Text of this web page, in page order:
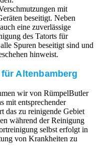
mit
beseitigt. Neben
eine zuverlässige
des Tatorts für
Spuren beseitigt sind und
hinweist.
Altenbamberg
wir von RümpelButler
mit entsprechender
das zu reinigende Gebiet
während der Reinigung
selbst erfolgt in
von Krankheiten zu